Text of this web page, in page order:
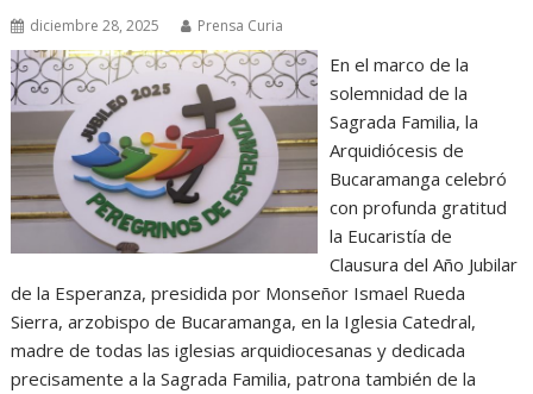
diciembre 28, 2025 Prensa Curia
En el marco de la
solemnidad de la
Sagrada Familia, la
Arquidiócesis de
Bucaramanga celebró
con profunda gratitud
la Eucaristía de
Clausura del Año Jubilar
de la Esperanza, presidida por Monseñor Ismael Rueda
Sierra, arzobispo de Bucaramanga, en la Iglesia Catedral,
madre de todas las iglesias arquidiocesanas y dedicada
precisamente a la Sagrada Familia, patrona también de la